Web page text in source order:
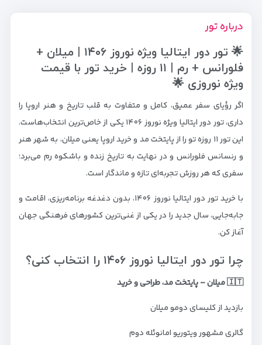
درباره تور
🌟 تور دور ایتالیا ویژه نوروز ۱۴۰۶ | میلان +
فلورانس + رم | ۱۱ روزه | خرید تور با قیمت
ویژه نوروزی 🌟
اگر رؤیای سفر عمیق، کامل و متفاوت به قلب تاریخ و هنر اروپا را
داری، تور دور ایتالیا ویژه نوروز ۱۴۰۶ یکی از خاص‌ترین انتخاب‌هاست.
این تور ۱۱ روزه تو را از پایتخت مد و خرید اروپا یعنی میلان، به شهر هنر
و رنسانس فلورانس و در نهایت به تاریخ زنده و باشکوه رم می‌برد؛
سفری که هر روزش تجربه‌ای تازه و ماندگار است.
با خرید تور دور ایتالیا نوروز ۱۴۰۶، بدون دغدغه برنامه‌ریزی، اقامت و
جابه‌جایی، سال جدید را در یکی از غنی‌ترین کشورهای فرهنگی جهان
آغاز کن.
چرا تور دور ایتالیا نوروز ۱۴۰۶ را انتخاب کنی؟
🇮🇹 میلان – پایتخت مد، طراحی و خرید
بازدید از کلیسای دومو میلان
گالری مشهور ویتوریو امانوئله دوم